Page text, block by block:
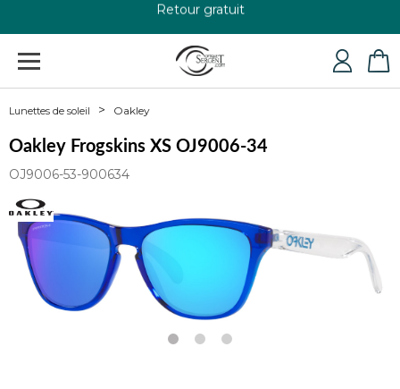
+33 4 79 24 76 84
Lunettes de soleil Oakley
Oakley Frogskins XS OJ9006-34
OJ9006-53-900634